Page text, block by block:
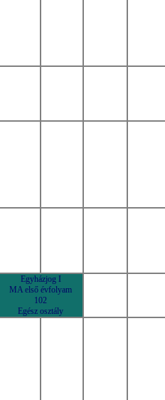
Egyházjog I
MA első évfolyam
102
Egész osztály